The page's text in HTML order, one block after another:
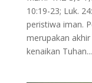
10:19-23; Luk.
peristiwa iman.
merupakan
kenaikan Tuhan...